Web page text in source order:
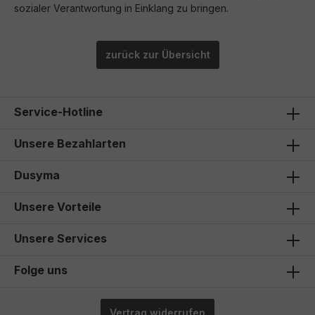
sozialer Verantwortung in Einklang zu bringen.
zurück zur Übersicht
Service-Hotline
Unsere Bezahlarten
Dusyma
Unsere Vorteile
Unsere Services
Folge uns
Vertrag widerrufen